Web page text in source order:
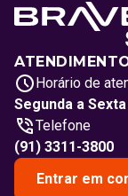
Horário de
Segunda a
Telefone
(91) 3311-3800
Entrar em